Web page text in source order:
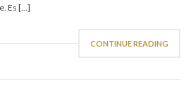
Es […]
CONTINUE READING